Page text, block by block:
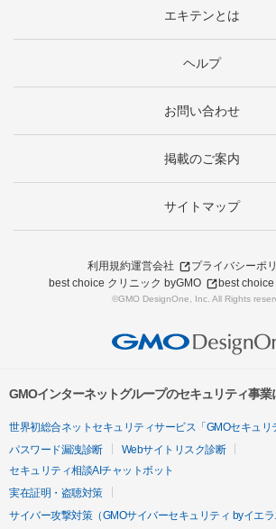
エキテンとは
ヘルプ
お問い合わせ
掲載のご案内
サイトマップ
利用規約運営会社
プライバシーポ
best choice クリニック byGMO
best
©GMO DesignOne, Inc. All Rights
GMOインターネットグループのセキュリティ事業
世界初総合ネットセキュリティサービス「GMOセキュリ
パスワード漏洩診断
Webサイトリスク診断
セキュリティ相談AIチャットボット
実在証明・盗聴対策
サイバー攻撃対策（GMOサイバーセキュリティ byイエラ